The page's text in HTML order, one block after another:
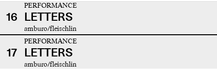
16
PERFORMANCE
LETTERS
amburo/fleischlin
17
PERFORMANCE
LETTERS
amburo/fleischlin